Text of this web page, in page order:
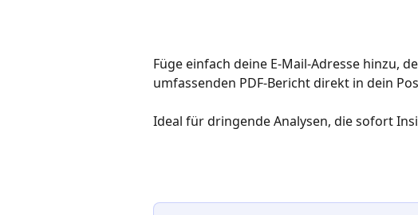
Füge einfach deine E-Mail-Adresse hinzu,
umfassenden PDF-Bericht direkt in dein
Ideal für dringende Analysen, die sofort